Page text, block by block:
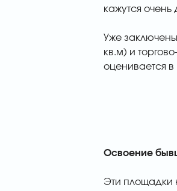
кажутся
Уже
кв.м) и
оценивается
Освоение
Эти площадки